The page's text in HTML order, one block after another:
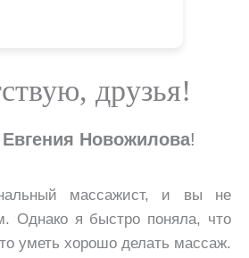
друзья!
Евгения Новожилова!
массажист, и вы не
Однако я быстро поняла, что
уметь хорошо делать массаж.